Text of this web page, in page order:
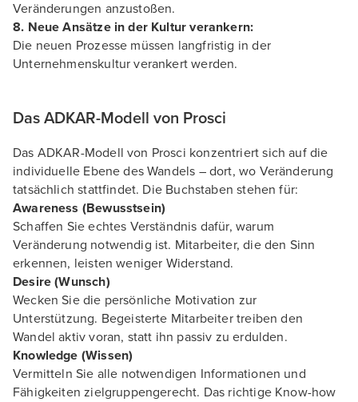
Veränderungen anzustoßen.
8. Neue Ansätze in der Kultur verankern:
Die neuen Prozesse müssen langfristig in der
Unternehmenskultur verankert werden.
Das ADKAR-Modell von Prosci
Das ADKAR-Modell von Prosci konzentriert sich auf die
individuelle Ebene des Wandels – dort, wo Veränderung
tatsächlich stattfindet. Die Buchstaben stehen für:
Awareness (Bewusstsein)
Schaffen Sie echtes Verständnis dafür, warum
Veränderung notwendig ist. Mitarbeiter, die den Sinn
erkennen, leisten weniger Widerstand.
Desire (Wunsch)
Wecken Sie die persönliche Motivation zur
Unterstützung. Begeisterte Mitarbeiter treiben den
Wandel aktiv voran, statt ihn passiv zu erdulden.
Knowledge (Wissen)
Vermitteln Sie alle notwendigen Informationen und
Fähigkeiten zielgruppengerecht. Das richtige Know-how